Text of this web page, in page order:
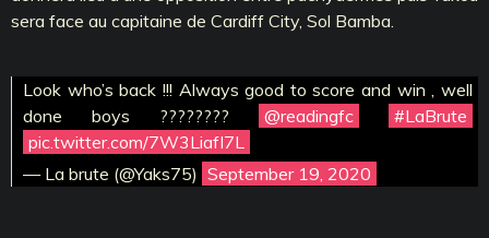
sera face au capitaine de Cardiff City, Sol Bamba.
Look who’s back !!! Always good to score and win , well
done boys ????????
@readingfc
#LaBrute
pic.twitter.com/7W3LiafI7L
— La brute (@Yaks75) September 19, 2020